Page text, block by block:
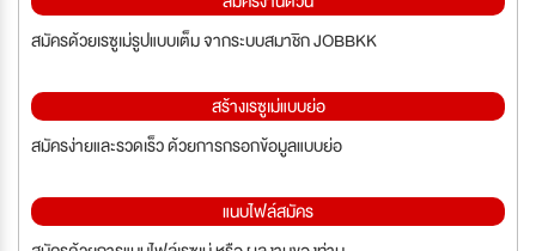
สมัครด้วยเรซูเม่รูปแบบเต็ม จากระบบสมาชิก JOBBKK
สร้างเรซูเม่แบบย่อ
สมัครง่ายและรวดเร็ว ด้วยการกรอกข้อมูลแบบย่อ
แนบไฟล์สมัคร